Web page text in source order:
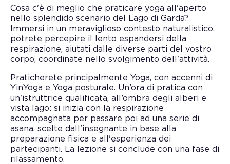
Cosa c'è di meglio che praticare yoga all'aperto
nello splendido scenario del Lago di Garda?
Immersi in un meraviglioso contesto naturalistico,
potrete percepire il lento espandersi della
respirazione, aiutati dalle diverse parti del vostro
corpo, coordinate nello svolgimento dell'attività.
Praticherete principalmente Yoga, con accenni di
YinYoga e Yoga posturale. Un’ora di pratica con
un'istruttrice qualificata, all’ombra degli alberi e
vista lago: si inizia con la respirazione
accompagnata per passare poi ad una serie di
asana, scelte dall'insegnante in base alla
preparazione fisica e all'esperienza dei
partecipanti. La lezione si conclude con una fase di
rilassamento.